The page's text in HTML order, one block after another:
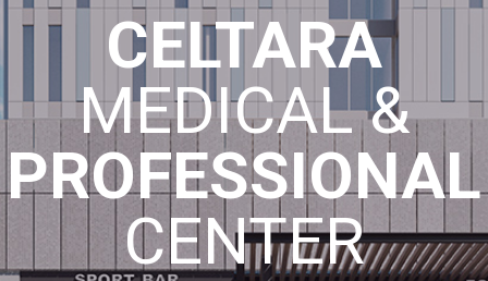
CELTARA
MEDICAL &
PROFESSIONAL
CENTER